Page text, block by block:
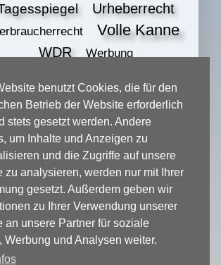
benutzt Cookies, die für den
Betrieb der Website erforderlich
stets gesetzt werden. Andere
um Inhalte und Anzeigen zu
und die Zugriffe auf unsere
zu analysieren, werden nur mit Ihrer
gesetzt. Außerdem geben wir
zu Ihrer Verwendung unserer
an unsere Partner für soziale
Werbung und Analysen weiter.
Urheberrecht
Volle Kanne
WDR Werbung
print
Terhaag - Rechtsanwalt
5
Düsseldorf
0211-16888600
0211-16888601